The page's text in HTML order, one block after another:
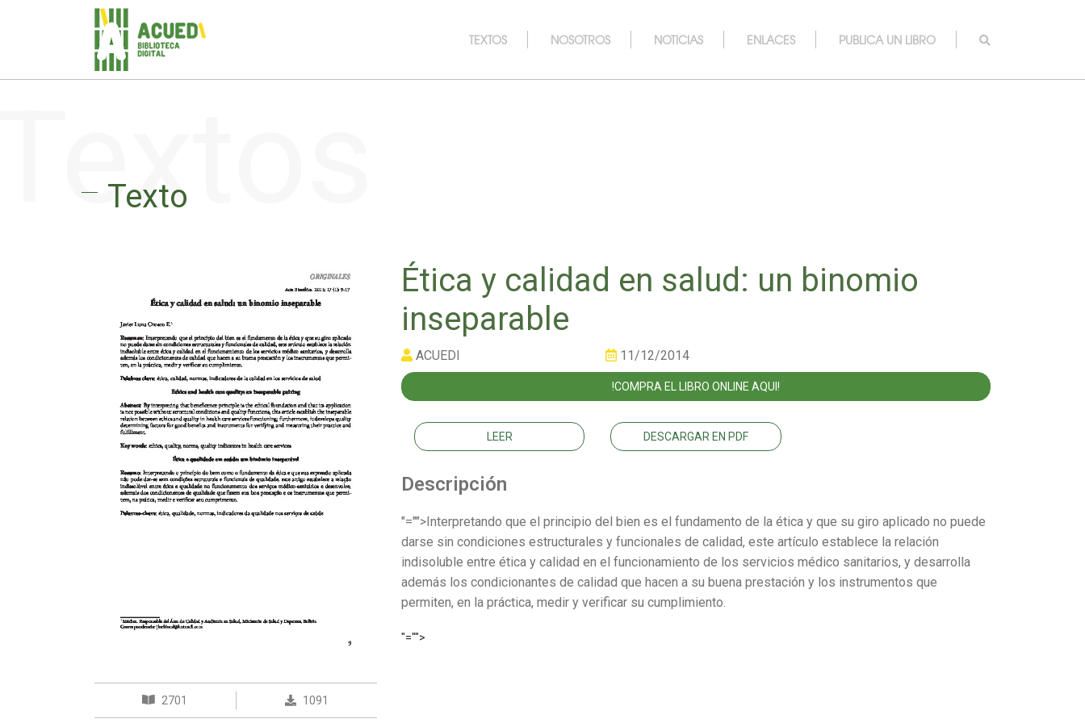
TEXTOS NOSOTROS NOTICIAS ENLACES PUBLICA UN LIBRO
Texto
2701 1091
Ética y calidad en salud: un binomio
inseparable
ACUEDI 11/12/2014
!COMPRA EL LIBRO ONLINE AQUI!
LEER DESCARGAR EN PDF
Descripción
"="">Interpretando que el principio del bien es el fundamento de la ética y que su giro aplicado no puede
darse sin condiciones estructurales y funcionales de calidad, este artículo establece la relación
indisoluble entre ética y calidad en el funcionamiento de los servicios médico sanitarios, y desarrolla
además los condicionantes de calidad que hacen a su buena prestación y los instrumentos que
permiten, en la práctica, medir y verificar su cumplimiento.
"="">